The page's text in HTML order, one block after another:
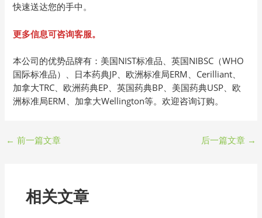
快速送达您的手中。
更多信息可咨询客服。
本公司的优势品牌有：美国NIST标准品、英国NIBSC（WHO
国际标准品）、日本药典JP、欧洲标准局ERM、Cerilliant、
加拿大TRC、欧洲药典EP、英国药典BP、美国药典USP、欧
洲标准局ERM、加拿大Wellington等。欢迎咨询订购。
← 前一篇文章 后一篇文章 →
相关文章